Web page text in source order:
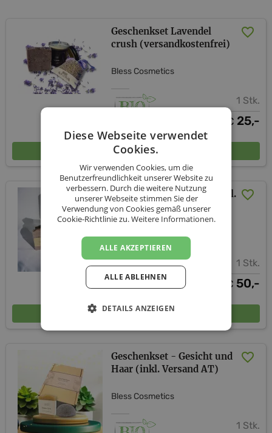
Geschenkset Lavendel
crush (versandkostenfrei)
Bless Cosmetics
1 Stk.
€ 25,-
In den Warenkorb
Wellness für die Seele (inkl.
Versand AT)
1 Stk.
€ 50,-
In den Warenkorb
Geschenkset - Gesicht und
Haar (inkl. Versand AT)
Bless Cosmetics
1 Stk.
Diese Webseite verwendet
Cookies.
Wir verwenden Cookies, um die
Benutzerfreundlichkeit unserer Website zu
verbessern. Durch die weitere Nutzung
unserer Webseite stimmen Sie der
Verwendung von Cookies gemäß unserer
Cookie-Richtlinie zu.Weitere Informationen.
ALLE AKZEPTIEREN
ALLE ABLEHNEN
DETAILS ANZEIGEN